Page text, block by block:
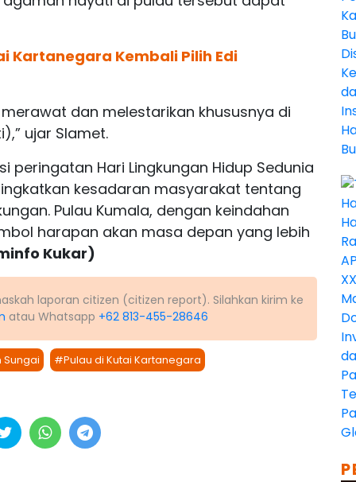
Kartanegara Kembali Pilih Edi
dan melestarikan khususnya di
ujar Slamet.
peringatan Hari Lingkungan Hidup Sedunia
kesadaran masyarakat tentang
Pulau Kumala, dengan keindahan
harapan akan masa depan yang lebih
Kukar)
laporan citizen (citizen report). Silahkan kirim ke
atau Whatsapp +62 813-455-28646
Sungai #Pulau di Kutai Kartanegara